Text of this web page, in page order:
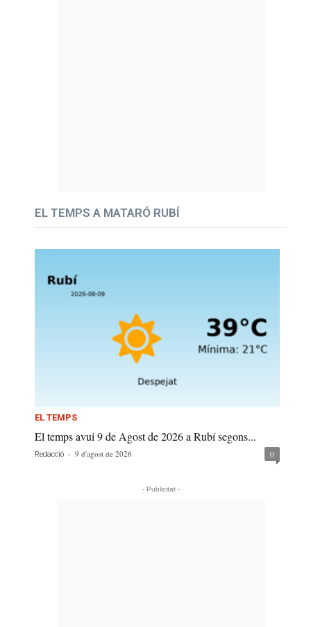
EL TEMPS A MATARÓ RUBÍ
EL TEMPS
El temps avui 9 de Agost de 2026 a Rubí segons...
Redacció - 9 d'agost de 2026 0
- Publicitat -